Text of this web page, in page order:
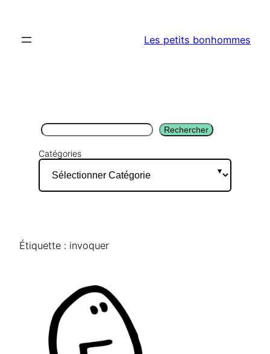
contenu
Les petits bonhommes
Rechercher Rechercher
Catégories
Étiquette : invoquer